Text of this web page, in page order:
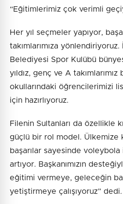
“Eğitimlerimiz çok verimli
Her yıl seçmeler yapıyor,
takımlarımıza
Belediyesi Spor Kulübü
yıldız, genç ve A
okullarındaki öğrencilerimizi
için hazırlıyoruz.
Filenin Sultanları da özellikle
güçlü bir rol model. Ülkemize
başarılar sayesinde
artıyor. Başkanımızın
eğitimi vermeye, geleceğin
yetiştirmeye çalışıyoruz” dedi.